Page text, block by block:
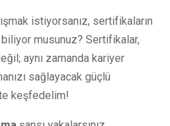
istiyorsanız, sertifikaların
musunuz? Sertifikalar,
aynı zamanda kariyer
sağlayacak güçlü
keşfedelim!